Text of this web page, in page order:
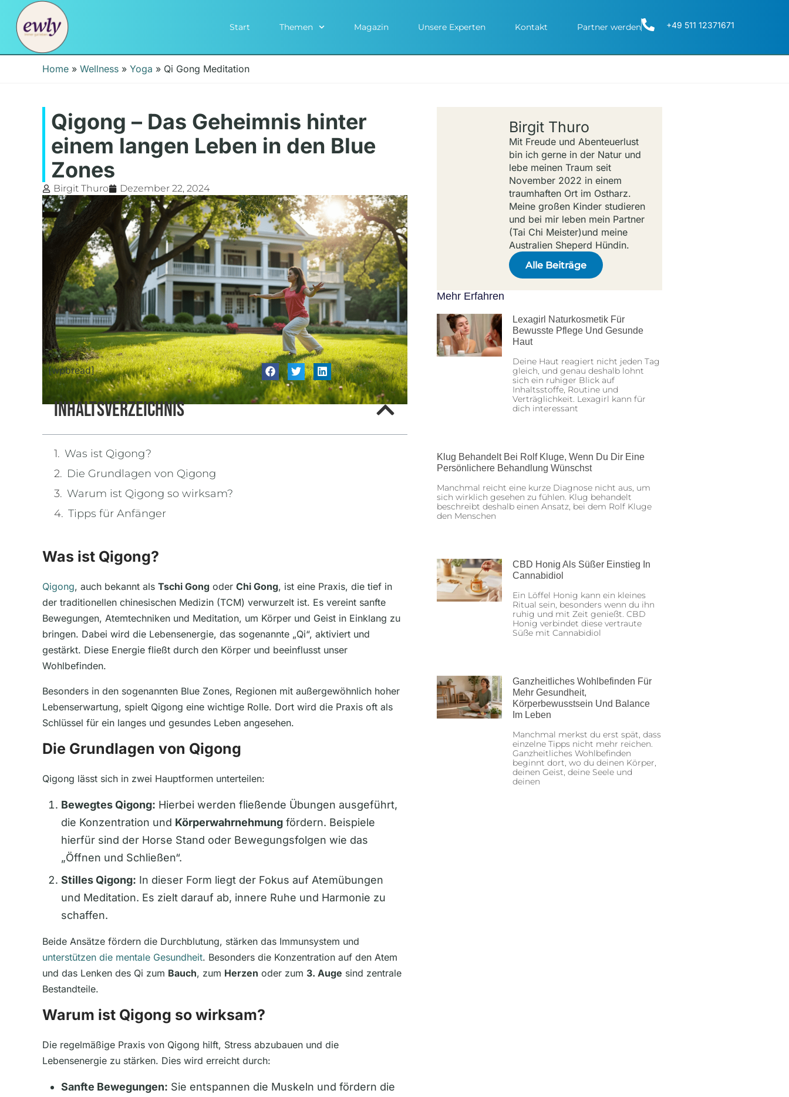
Start Themen Magazin Unsere Experten Kontakt Partner werden +49 511 12371671
Home » Wellness » Yoga » Qi Gong Meditation
Qigong – Das Geheimnis hinter
einem langen Leben in den Blue
Zones
Birgit Thuro Dezember 22, 2024
[wpbread]
Inhaltsverzeichnis
Was ist Qigong?
Die Grundlagen von Qigong
Warum ist Qigong so wirksam?
Tipps für Anfänger
Was ist Qigong?
Qigong, auch bekannt als Tschi Gong oder Chi Gong, ist eine Praxis, die tief in
der traditionellen chinesischen Medizin (TCM) verwurzelt ist. Es vereint sanfte
Bewegungen, Atemtechniken und Meditation, um Körper und Geist in Einklang zu
bringen. Dabei wird die Lebensenergie, das sogenannte „Qi“, aktiviert und
gestärkt. Diese Energie fließt durch den Körper und beeinflusst unser
Wohlbefinden.
Besonders in den sogenannten Blue Zones, Regionen mit außergewöhnlich hoher
Lebenserwartung, spielt Qigong eine wichtige Rolle. Dort wird die Praxis oft als
Schlüssel für ein langes und gesundes Leben angesehen.
Die Grundlagen von Qigong
Qigong lässt sich in zwei Hauptformen unterteilen:
Bewegtes Qigong: Hierbei werden fließende Übungen ausgeführt,
die Konzentration und Körperwahrnehmung fördern. Beispiele
hierfür sind der Horse Stand oder Bewegungsfolgen wie das
„Öffnen und Schließen“.
Stilles Qigong: In dieser Form liegt der Fokus auf Atemübungen
und Meditation. Es zielt darauf ab, innere Ruhe und Harmonie zu
schaffen.
Beide Ansätze fördern die Durchblutung, stärken das Immunsystem und
unterstützen die mentale Gesundheit. Besonders die Konzentration auf den Atem
und das Lenken des Qi zum Bauch, zum Herzen oder zum 3. Auge sind zentrale
Bestandteile.
Warum ist Qigong so wirksam?
Die regelmäßige Praxis von Qigong hilft, Stress abzubauen und die
Lebensenergie zu stärken. Dies wird erreicht durch:
Sanfte Bewegungen: Sie entspannen die Muskeln und fördern die
Birgit Thuro
Mit Freude und Abenteuerlust
bin ich gerne in der Natur und
lebe meinen Traum seit
November 2022 in einem
traumhaften Ort im Ostharz.
Meine großen Kinder studieren
und bei mir leben mein Partner
(Tai Chi Meister)und meine
Australien Sheperd Hündin.
Alle Beiträge
Mehr Erfahren
Lexagirl Naturkosmetik Für
Bewusste Pflege Und Gesunde
Haut
Deine Haut reagiert nicht jeden Tag
gleich, und genau deshalb lohnt
sich ein ruhiger Blick auf
Inhaltsstoffe, Routine und
Verträglichkeit. Lexagirl kann für
dich interessant
Klug Behandelt Bei Rolf Kluge, Wenn Du Dir Eine
Persönlichere Behandlung Wünschst
Manchmal reicht eine kurze Diagnose nicht aus, um
sich wirklich gesehen zu fühlen. Klug behandelt
beschreibt deshalb einen Ansatz, bei dem Rolf Kluge
den Menschen
CBD Honig Als Süßer Einstieg In
Cannabidiol
Ein Löffel Honig kann ein kleines
Ritual sein, besonders wenn du ihn
ruhig und mit Zeit genießt. CBD
Honig verbindet diese vertraute
Süße mit Cannabidiol
Ganzheitliches Wohlbefinden Für
Mehr Gesundheit,
Körperbewusstsein Und Balance
Im Leben
Manchmal merkst du erst spät, dass
einzelne Tipps nicht mehr reichen.
Ganzheitliches Wohlbefinden
beginnt dort, wo du deinen Körper,
deinen Geist, deine Seele und
deinen